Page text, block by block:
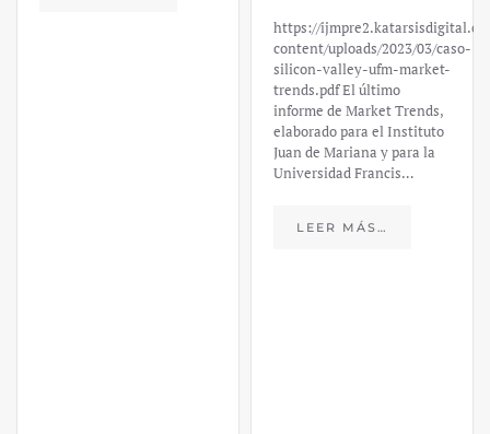
elaborado para el Instituto
Juan de Mariana y para la
Universidad Francis…
LEER MÁS…